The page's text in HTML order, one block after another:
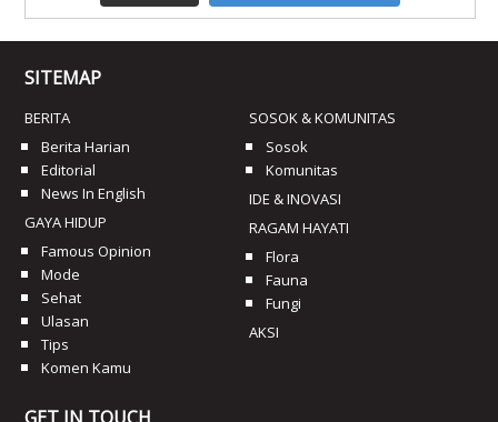
SITEMAP
BERITA
Berita Harian
Editorial
News In English
GAYA HIDUP
Famous Opinion
Mode
Sehat
Ulasan
Tips
Komen Kamu
SOSOK & KOMUNITAS
Sosok
Komunitas
IDE & INOVASI
RAGAM HAYATI
Flora
Fauna
Fungi
AKSI